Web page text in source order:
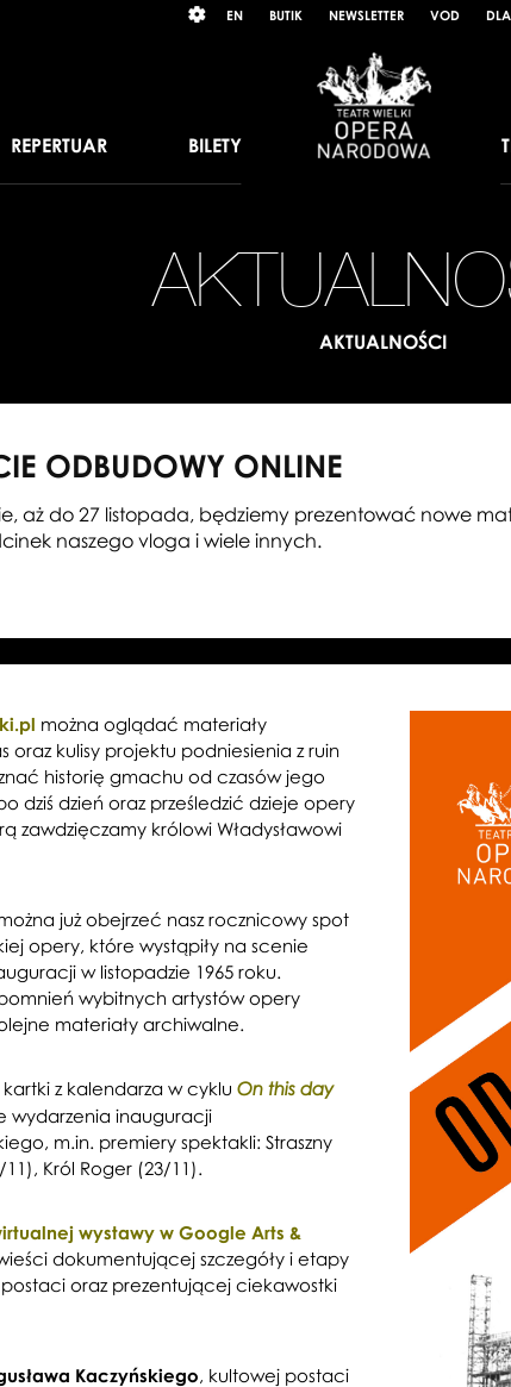
język
EN BUTIK NEWSLETTER VOD
REPERTUAR BILETY
AKTUALNOŚCI
ODBUDOWY ONLINE
aż do 27 listopada, będziemy prezentować nowe
naszego vloga i wiele innych.
można oglądać materiały
oraz kulisy projektu podniesienia z ruin
historię gmachu od czasów jego
dziś dzień oraz prześledzić dzieje opery
zawdzięczamy królowi Władysławowi
już obejrzeć nasz rocznicowy spot
opery, które wystąpiły na scenie
w listopadzie 1965 roku.
wybitnych artystów opery
materiały archiwalne.
z kalendarza w cyklu On this day
wydarzenia inauguracji
m.in. premiery spektakli: Straszny
Król Roger (23/11).
wystawy w Google Arts &
dokumentującej szczegóły i etapy
oraz prezentującej ciekawostki
Kaczyńskiego, kultowej postaci